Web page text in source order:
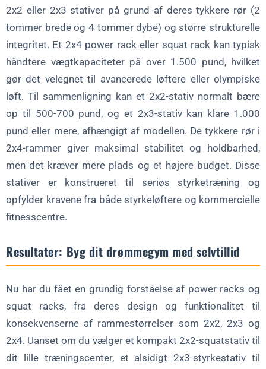
2x2 eller 2x3 stativer på grund af deres tykkere rør (2
tommer brede og 4 tommer dybe) og større strukturelle
integritet. Et 2x4 power rack eller squat rack kan typisk
håndtere vægtkapaciteter på over 1.500 pund, hvilket
gør det velegnet til avancerede løftere eller olympiske
løft. Til sammenligning kan et 2x2-stativ normalt bære
op til 500-700 pund, og et 2x3-stativ kan klare 1.000
pund eller mere, afhængigt af modellen. De tykkere rør i
2x4-rammer giver maksimal stabilitet og holdbarhed,
men det kræver mere plads og et højere budget. Disse
stativer er konstrueret til seriøs styrketræning og
opfylder kravene fra både styrkeløftere og kommercielle
fitnesscentre.
Resultater: Byg dit drømmegym med selvtillid
Nu har du fået en grundig forståelse af power racks og
squat racks, fra deres design og funktionalitet til
konsekvenserne af rammestørrelser som 2x2, 2x3 og
2x4. Uanset om du vælger et kompakt 2x2-squatstativ til
dit lille træningscenter, et alsidigt 2x3-styrkestativ til